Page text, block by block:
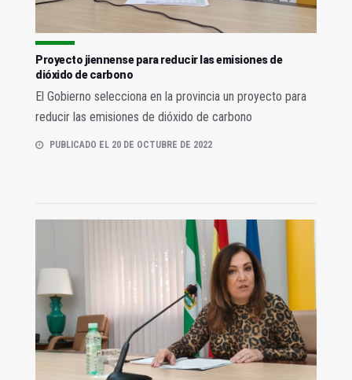
Proyecto jiennense para reducir las emisiones de
dióxido de carbono
El Gobierno selecciona en la provincia un proyecto para
reducir las emisiones de dióxido de carbono
PUBLICADO EL 20 DE OCTUBRE DE 2022